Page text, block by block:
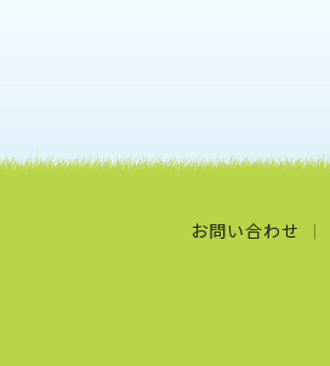
お問い合わせ